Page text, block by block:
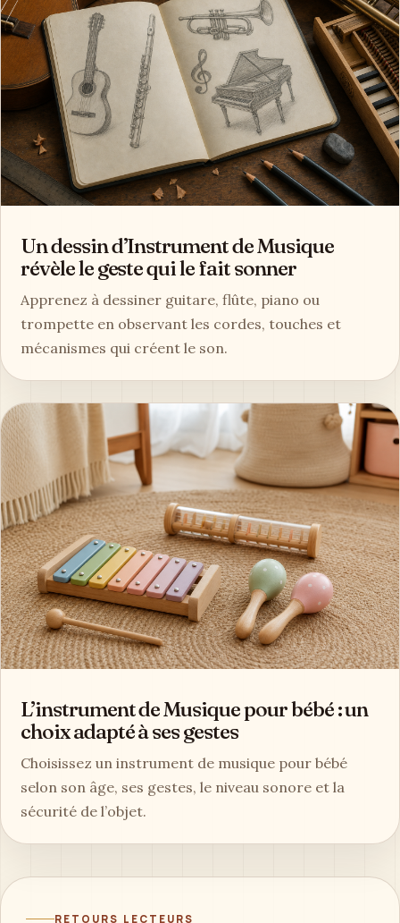
Un dessin d’Instrument de Musique
révèle le geste qui le fait sonner
Apprenez à dessiner guitare, flûte, piano ou
trompette en observant les cordes, touches et
mécanismes qui créent le son.
L’instrument de Musique pour bébé : un
choix adapté à ses gestes
Choisissez un instrument de musique pour bébé
selon son âge, ses gestes, le niveau sonore et la
sécurité de l’objet.
RETOURS LECTEURS